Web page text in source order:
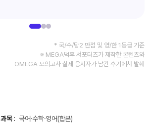
* 국/수/탐2 만점 및 영/한 1등급 기준
※ MEGA덕후 서포터즈가 제작한 콘텐츠와
OMEGA 모의고사 실제 응시자가 남긴 후기에서 발췌
과목 : 국어·수학·영어(합본)